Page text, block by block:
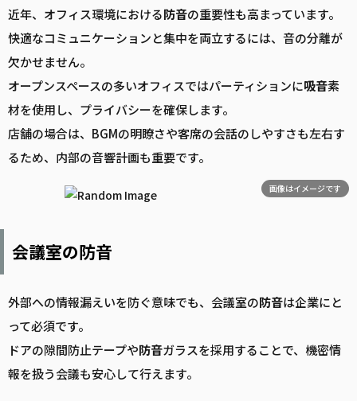
近年、オフィス環境における防音の重要性も高まっています。
快適なコミュニケーションと集中を両立するには、音の分離が
欠かせません。
オープンスペースの多いオフィスではパーティションに吸音素
材を使用し、プライバシーを確保します。
店舗の場合は、BGMの明瞭さや客席の会話のしやすさも左右す
るため、内部の音響計画も重要です。
画像はイメージです
会議室の防音
外部への情報漏えいを防ぐ意味でも、会議室の防音は企業にと
って必須です。
ドアの隙間防止テープや防音ガラスを採用することで、機密情
報を扱う会議も安心して行えます。